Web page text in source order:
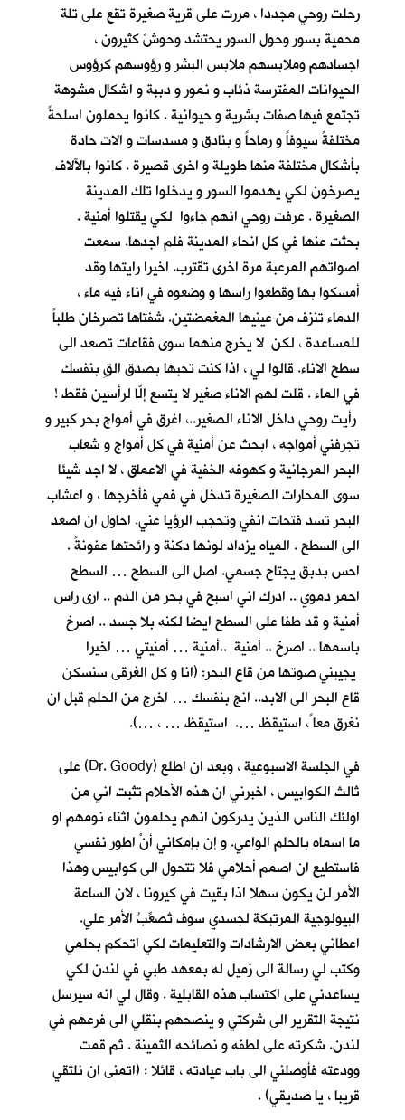
رحلت روحي مجددا ، مررت على قرية صغيرة تقع على تلة
محمية بسور وحول السور يحتشد وحوشٌ كثيرون ،
اجسادهم وملابسهم ملابس البشر و رؤوسهم كرؤوس
الحيوانات المفترسة ذئاب و نمور و دببة و اشكال مشوهة
تجتمع فيها صفات بشرية و حيوانية . كانوا يحملون اسلحةً
مختلفةً سيوفاً و رماحاً و بنادق و مسدسات و الات حادة
بأشكال مختلفة منها طويلة و اخرى قصيرة . كانوا بالآلاف
يصرخون لكي يهدموا السور و يدخلوا تلك المدينة
الصغيرة . عرفت روحي انهم جاءوا لكي يقتلوا أمنية .
بحثت عنها في كل انحاء المدينة فلم اجدها. سمعت
اصواتهم المرعبة مرة اخرى تقترب. اخيرا رايتها وقد
أمسكوا بها وقطعوا راسها و وضعوه في اناء فيه ماء ،
الدماء تنزف من عينيها المغمضتين. شفتاها تصرخان طلباً
للمساعدة ، لكن لا يخرج منهما سوى فقاعات تصعد الى
سطح الاناء. قالوا لي ، اذا كنت تحبها بصدق القِ بنفسك
في الماء . قلت لهم الاناء صغير لا يتسع إلّا لرأسين فقط !
رأيت روحي داخل الاناء الصغير..، اغرق في أمواج بحر كبير و
تجرفني أمواجه ، ابحث عن أمنية في كل أمواج و شعاب
البحر المرجانية و كهوفه الخفية في الاعماق ، لا اجد شيئا
سوى المحارات الصغيرة تدخل في فمي فأخرجها ، و اعشاب
البحر تسد فتحات انفي وتحجب الرؤيا عني. احاول ان اصعد
الى السطح . المياه يزداد لونها دكنة و رائحتها عفونةً .
احس بدبق يجتاح جسمي. اصل الى السطح … السطح
احمر دموي .. ادرك اني اسبح في بحر من الدم .. ارى راس
أمنية و قد طفا على السطح ايضا لكنه بلا جسد .. اصرخ
باسمها .. اصرخ .. أمنية ..أمنية … أمنيتي … اخيرا
يجيبني صوتها من قاع البحر: (انا و كل الغرقى سنسكن
قاع البحر الى الابد.. انج بنفسك … اخرج من الحلم قبل ان
نغرق معا ً، استيقظ …. استيقظ … ، …).
في الجلسة الاسبوعية ، وبعد ان اطلع (Dr. Goody) على
ثالث الكوابيس ، اخبرني ان هذه الأحلام تثبت اني من
اولئك الناس الذين يدركون انهم يحلمون اثناء نومهم او
ما اسماه بالحلم الواعي. و إن بإمكاني أنْ اطور نفسي
فاستطيع ان اصمم أحلامي فلا تتحول الى كوابيس وهذا
الأمر لن يكون سهلا اذا بقيت في كيرونا ، لان الساعة
البيولوجية المرتبكة لجسدي سوف تُصعِّبُ الأمر علي.
اعطاني بعض الارشادات والتعليمات لكي اتحكم بحلمي
وكتب لي رسالة الى زميل له بمعهد طبي في لندن لكي
يساعدني على اكتساب هذه القابلية . وقال لي انه سيرسل
نتيجة التقرير الى شركتي و ينصحهم بنقلي الى فرعهم في
لندن. شكرته على لطفه و نصائحه الثمينة . ثم قمت
وودعته فأوصلني الى باب عيادته ، قائلا : (اتمنى ان نلتقي
قريبا ، يا صديقي) .